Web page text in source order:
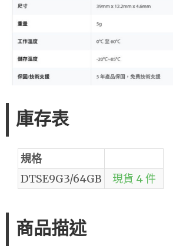
庫存表
規格
DTSE9G3/64GB
現貨 4 件
商品描述